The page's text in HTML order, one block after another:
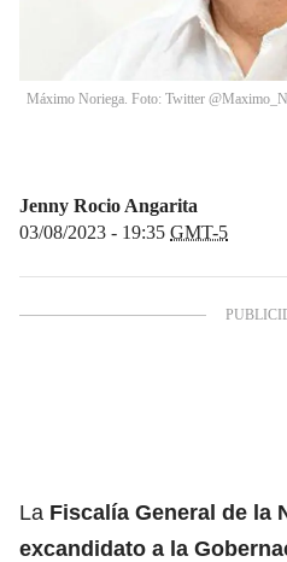
Máximo Noriega. Foto: Twitter
Jenny Rocio Angarita
03/08/2023 - 19:35 GMT-5
La Fiscalía General de la
excandidato a la